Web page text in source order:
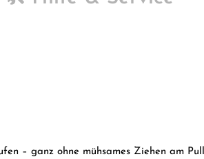
– ganz ohne mühsames Ziehen am